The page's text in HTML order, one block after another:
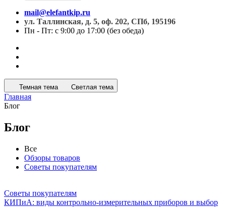
mail@elefantkip.ru
ул. Таллинская, д. 5, оф. 202, СПб, 195196
Пн - Пт: с 9:00 до 17:00 (без обеда)
Темная тема Светлая тема
Главная
Блог
Блог
Все
Обзоры товаров
Советы покупателям
Советы покупателям
КИПиА: виды контрольно-измерительных приборов и выбор